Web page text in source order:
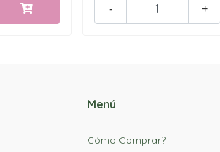
+
-
Menú
Cómo Comprar?